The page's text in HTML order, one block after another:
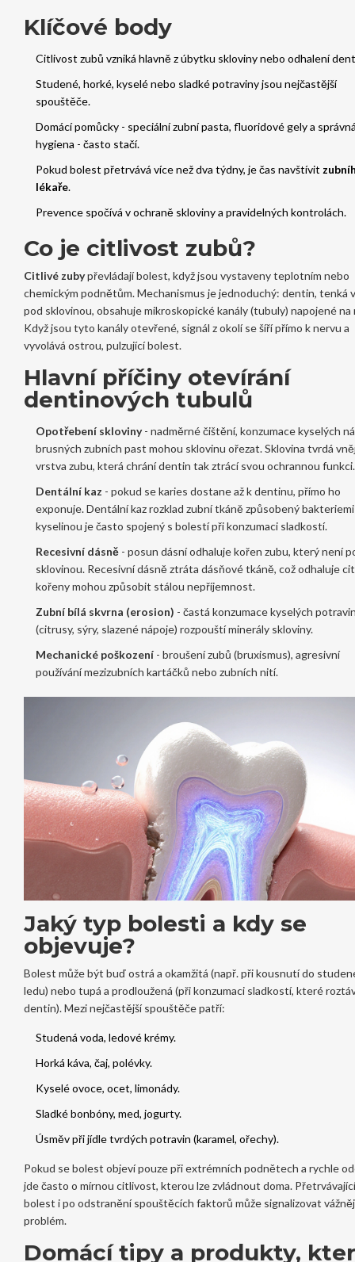
Klíčové body
Citlivost zubů vzniká hlavně z úbytku skloviny nebo odhalení
Studené, horké, kyselé nebo sladké potraviny jsou nejčastější
spouštěče.
Domácí pomůcky - speciální zubní pasta, fluoridové gely a
hygiena - často stačí.
Pokud bolest přetrvává více než dva týdny, je čas navštívit
lékaře.
Prevence spočívá v ochraně skloviny a pravidelných kontrolách.
Co je citlivost zubů?
Citlivé zubypřevládají bolest, když jsou vystaveny teplotním nebo
chemickým podnětům. Mechanismus je jednoduchý: dentin, tenká
pod sklovinou, obsahuje mikroskopické kanály (tubuly) napojené na
Když jsou tyto kanály otevřené, signál z okolí se šíří přímo k nervu a
vyvolává ostrou, pulzující bolest.
Hlavní příčiny otevírání
dentinových tubulů
Opotřebení skloviny- nadměrné čištění, konzumace kyselých
brusných zubních past mohou sklovinu ořezat.Sklovina tvrdá
vrstva zubu, která chrání dentin tak ztrácí svou ochrannou funkci.
Dentální kaz - pokud se karies dostane až k dentinu, přímo ho
exponuje.Dentální kazrozklad zubní tkáně způsobený bakteriemi
kyselinou je často spojený s bolestí při konzumaci sladkostí.
Recesivní dásně- posun dásní odhaluje kořen zubu, který není
sklovinou. Recesivní dásněztráta dásňové tkáně, což odhaluje
kořenymohou způsobit stálou nepříjemnost.
Zubní bílá skvrna (erosion) - častá konzumace kyselých
(citrusy, sýry, slazené nápoje) rozpouští minerály skloviny.
Mechanické poškození- broušení zubů (bruxismus), agresivní
používání mezizubních kartáčků nebo zubních nití.
Jaký typ bolesti a kdy se
objevuje?
Bolest může být buď ostrá a okamžitá (např. při kousnutí do
ledu) nebo tupá a prodloužená (při konzumaci sladkostí, které
dentin). Mezi nejčastější spouštěče patří:
Studená voda, ledové krémy.
Horká káva, čaj, polévky.
Kyselé ovoce, ocet, limonády.
Sladké bonbóny, med, jogurty.
Úsměv při jídle tvrdých potravin (karamel, ořechy).
Pokud se bolest objeví pouze při extrémních podnětech a rychle
jde často o mírnou citlivost, kterou lze zvládnout doma. Přetrvávající
bolest i po odstranění spouštěcích faktorů může signalizovat
problém.
Domácí tipy a produkty,